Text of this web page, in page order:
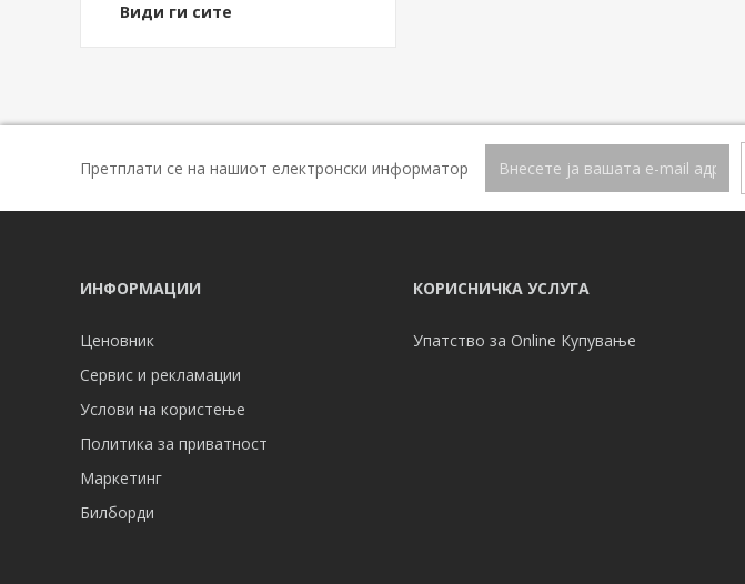
Види ги сите
Претплати се на нашиот електронски информатор
ИНФОРМАЦИИ
Ценовник
Сервис и рекламации
Услови на користење
Политика за приватност
Маркетинг
Билборди
КОРИСНИЧКА УСЛУГА
Упатство за Online Купување